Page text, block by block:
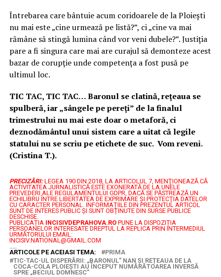
Întrebarea care bântuie acum coridoarele de la Ploiești
nu mai este „cine urmează pe listă?”, ci „cine va mai
rămâne să stingă lumina când vor veni dubele?”. Justiția
pare a fi singura care mai are curajul să demonteze acest
bazar de corupție unde competența a fost pusă pe
ultimul loc.
TIC TAC, TIC TAC… Baronul se clatină, rețeaua se
spulberă, iar „sângele pe pereți” de la finalul
trimestrului nu mai este doar o metaforă, ci
deznodământul unui sistem care a uitat că legile
statului nu se scriu pe etichete de suc. Vom reveni.
(Cristina T.).
PRECIZĂRI: LEGEA 190 DIN 2018, LA ARTICOLUL 7, MENŢIONEAZĂ CĂ
ACTIVITATEA JURNALISTICĂ ESTE EXONERATĂ DE LA UNELE
PREVEDERI ALE REGULAMENTULUI GDPR, DACĂ SE PĂSTREAZĂ UN
ECHILIBRU ÎNTRE LIBERTATEA DE EXPRIMARE ŞI PROTECŢIA DATELOR
CU CARACTER PERSONAL. INFORMAȚIILE DIN PREZENTUL ARTICOL
SUNT DE INTERES PUBLIC ȘI SUNT OBȚINUTE DIN SURSE PUBLICE
DESCHISE.
PUBLICAȚIA INCISIVDEPRAHOVA.ROPUNE LA DISPOZIȚIA
PERSOANELOR INTERESATE DREPTUL LA REPLICA PRIN INTERMEDIUL
URMĂTORULUI EMAIL:
INCISIV.NATIONAL@GMAIL.COM
.....
ARTICOLE PE ACEIASI TEMA:
PRIMA
TIC-TAC-UL DISPERĂRII: „BARONUL” NAN ȘI REȚEAUA DE LA
COCA-COLA PLOIEȘTI AU ÎNCEPUT NUMĂRĂTOAREA INVERSĂ
SPRE „BECIUL DOMNESC”